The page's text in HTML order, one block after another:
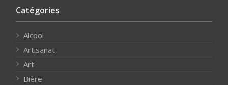
Catégories
Alcool
Artisanat
Art
Bière